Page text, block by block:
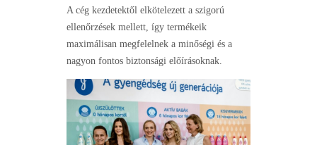
A cég kezdetektől elkötelezett a szigorú
ellenőrzések mellett, így termékeik
maximálisan megfelelnek a minőségi és a
nagyon fontos biztonsági előírásoknak.